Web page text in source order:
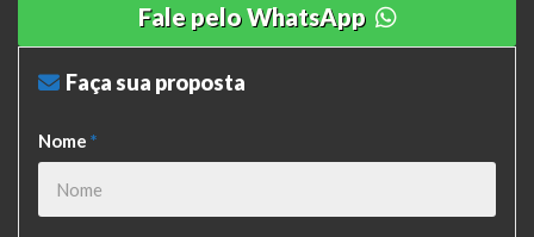
Fale pelo WhatsApp
Faça sua proposta
Nome *